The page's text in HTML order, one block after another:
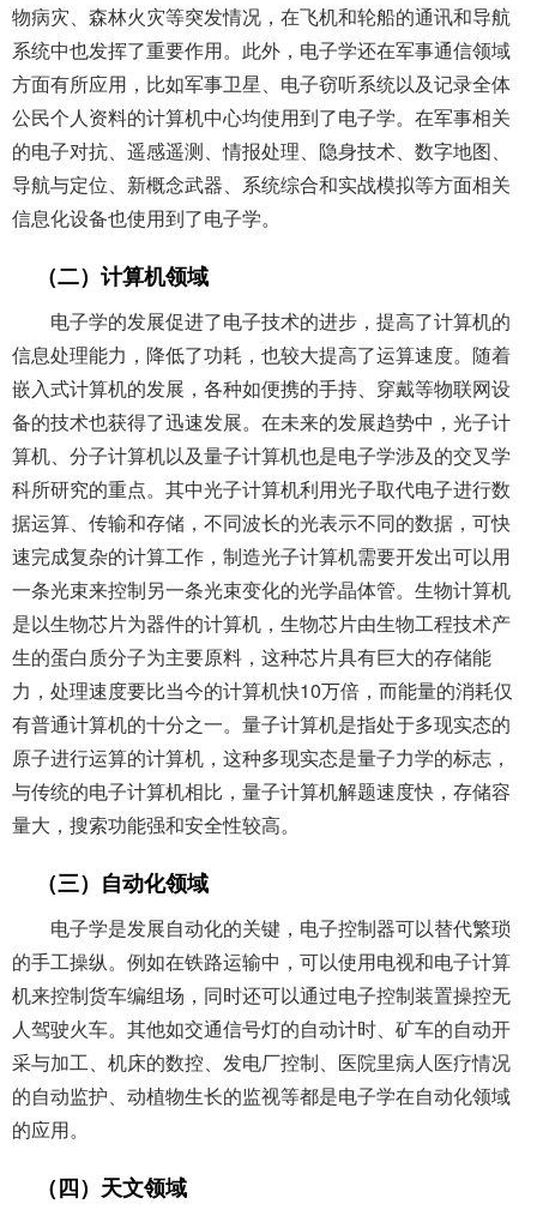
物病灾、森林火灾等突发情况，在飞机和轮船的通讯和导航
系统中也发挥了重要作用。此外，电子学还在军事通信领域
方面有所应用，比如军事卫星、电子窃听系统以及记录全体
公民个人资料的计算机中心均使用到了电子学。在军事相关
的电子对抗、遥感遥测、情报处理、隐身技术、数字地图、
导航与定位、新概念武器、系统综合和实战模拟等方面相关
信息化设备也使用到了电子学。
（二）计算机领域
电子学的发展促进了电子技术的进步，提高了计算机的
信息处理能力，降低了功耗，也较大提高了运算速度。随着
嵌入式计算机的发展，各种如便携的手持、穿戴等物联网设
备的技术也获得了迅速发展。在未来的发展趋势中，光子计
算机、分子计算机以及量子计算机也是电子学涉及的交叉学
科所研究的重点。其中光子计算机利用光子取代电子进行数
据运算、传输和存储，不同波长的光表示不同的数据，可快
速完成复杂的计算工作，制造光子计算机需要开发出可以用
一条光束来控制另一条光束变化的光学晶体管。生物计算机
是以生物芯片为器件的计算机，生物芯片由生物工程技术产
生的蛋白质分子为主要原料，这种芯片具有巨大的存储能
力，处理速度要比当今的计算机快10万倍，而能量的消耗仅
有普通计算机的十分之一。量子计算机是指处于多现实态的
原子进行运算的计算机，这种多现实态是量子力学的标志，
与传统的电子计算机相比，量子计算机解题速度快，存储容
量大，搜索功能强和安全性较高。
（三）自动化领域
电子学是发展自动化的关键，电子控制器可以替代繁琐
的手工操纵。例如在铁路运输中，可以使用电视和电子计算
机来控制货车编组场，同时还可以通过电子控制装置操控无
人驾驶火车。其他如交通信号灯的自动计时、矿车的自动开
采与加工、机床的数控、发电厂控制、医院里病人医疗情况
的自动监护、动植物生长的监视等都是电子学在自动化领域
的应用。
（四）天文领域